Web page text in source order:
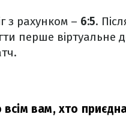
з рахунком – 6:5.
перше віртуальне
вам, хто